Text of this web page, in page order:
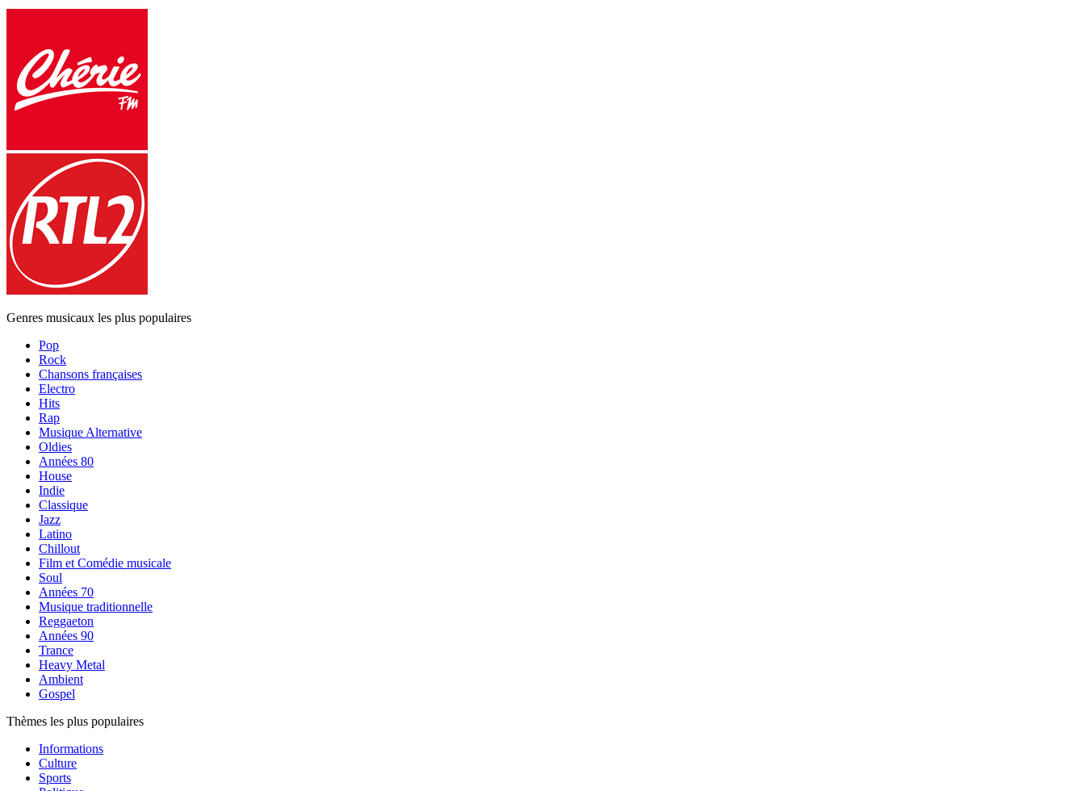
Genres musicaux les plus populaires
Pop
Rock
Chansons françaises
Electro
Hits
Rap
Musique Alternative
Oldies
Années 80
House
Indie
Classique
Jazz
Latino
Chillout
Film et Comédie musicale
Soul
Années 70
Musique traditionnelle
Reggaeton
Années 90
Trance
Heavy Metal
Ambient
Gospel
Thèmes les plus populaires
Informations
Culture
Sports